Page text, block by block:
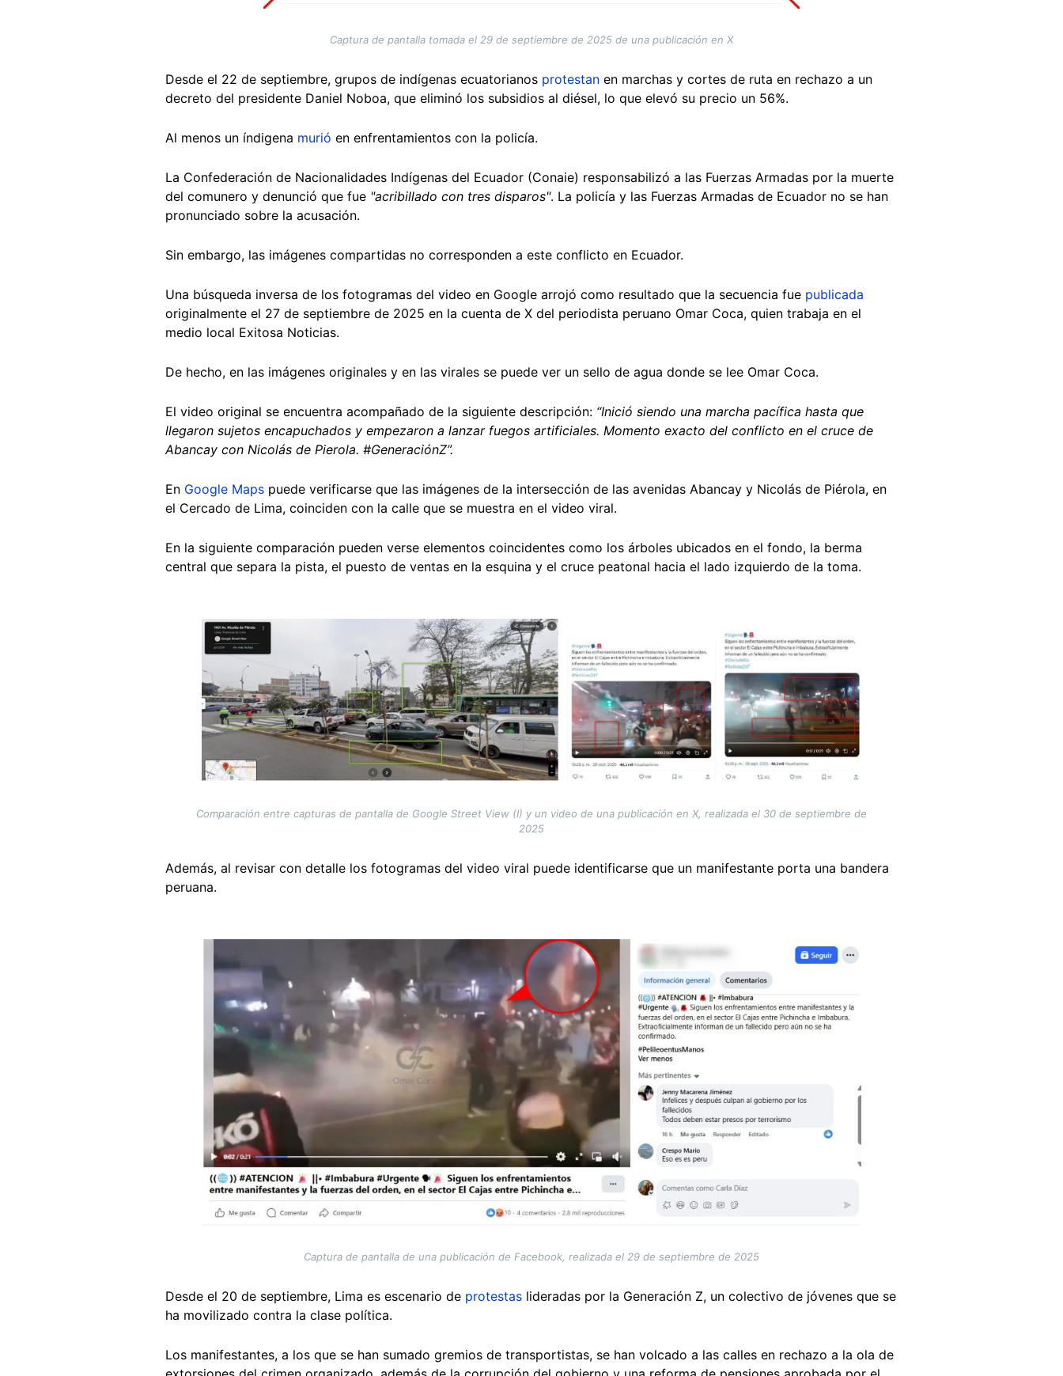
Captura de pantalla tomada el 29 de septiembre de 2025 de una publicación en X
Desde el 22 de septiembre, grupos de indígenas ecuatorianos protestan en marchas y cortes de ruta en rechazo a un
decreto del presidente Daniel Noboa, que eliminó los subsidios al diésel, lo que elevó su precio un 56%.
Al menos un índigena murió en enfrentamientos con la policía.
La Confederación de Nacionalidades Indígenas del Ecuador (Conaie) responsabilizó a las Fuerzas Armadas por la muerte
del comunero y denunció que fue "acribillado con tres disparos". La policía y las Fuerzas Armadas de Ecuador no se han
pronunciado sobre la acusación.
Sin embargo, las imágenes compartidas no corresponden a este conflicto en Ecuador.
Una búsqueda inversa de los fotogramas del video en Google arrojó como resultado que la secuencia fue publicada
originalmente el 27 de septiembre de 2025 en la cuenta de X del periodista peruano Omar Coca, quien trabaja en el
medio local Exitosa Noticias.
De hecho, en las imágenes originales y en las virales se puede ver un sello de agua donde se lee Omar Coca.
El video original se encuentra acompañado de la siguiente descripción: “Inició siendo una marcha pacífica hasta que
llegaron sujetos encapuchados y empezaron a lanzar fuegos artificiales. Momento exacto del conflicto en el cruce de
Abancay con Nicolás de Pierola. #GeneraciónZ”.
En Google Maps puede verificarse que las imágenes de la intersección de las avenidas Abancay y Nicolás de Piérola, en
el Cercado de Lima, coinciden con la calle que se muestra en el video viral.
En la siguiente comparación pueden verse elementos coincidentes como los árboles ubicados en el fondo, la berma
central que separa la pista, el puesto de ventas en la esquina y el cruce peatonal hacia el lado izquierdo de la toma.
Comparación entre capturas de pantalla de Google Street View (I) y un video de una publicación en X, realizada el 30 de septiembre de
2025
Además, al revisar con detalle los fotogramas del video viral puede identificarse que un manifestante porta una bandera
peruana.
Captura de pantalla de una publicación de Facebook, realizada el 29 de septiembre de 2025
Desde el 20 de septiembre, Lima es escenario de protestas lideradas por la Generación Z, un colectivo de jóvenes que se
ha movilizado contra la clase política.
Los manifestantes, a los que se han sumado gremios de transportistas, se han volcado a las calles en rechazo a la ola de